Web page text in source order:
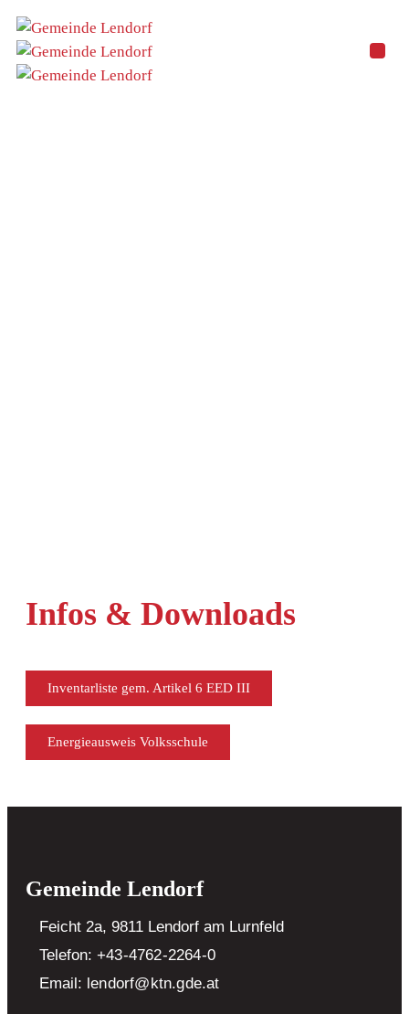
Infos & Downloads
Inventarliste gem. Artikel 6 EED III
Energieausweis Volksschule
Gemeinde Lendorf
Feicht 2a, 9811 Lendorf am Lurnfeld
Telefon: +43-4762-2264-0
Email: lendorf@ktn.gde.at